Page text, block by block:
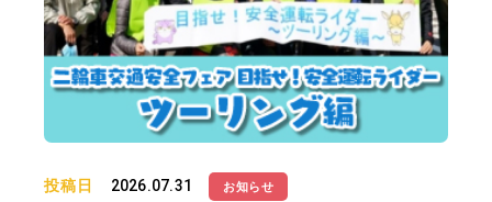
投稿日 2026.07.31 お知らせ